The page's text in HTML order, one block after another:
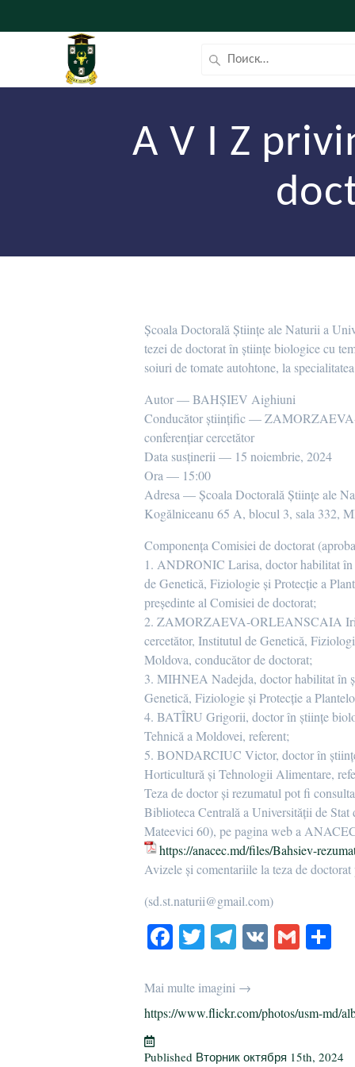
A V I Z
Școala Doctorală Științe ale Naturii a
tezei de doctorat în științe biologice cu
soiuri de tomate autohtone, la
Autor — BAHȘIEV Aighiuni
Conducător științific —
conferențiar cercetător
Data susținerii — 15 noiembrie, 2024
Ora — 15:00
Adresa — Școala Doctorală Științe ale
Kogălniceanu 65 A, blocul 3, sala 332,
Componența Comisiei de doctorat
1. ANDRONIC Larisa, doctor habilitat
de Genetică, Fiziologie și Protecție a
președinte al Comisiei de doctorat;
2. ZAMORZAEVA-ORLEANSCAIA
cercetător, Institutul de Genetică,
Moldova, conducător de doctorat;
3. MIHNEA Nadejda, doctor habilitat în
Genetică, Fiziologie și Protecție a
4. BATÎRU Grigorii, doctor în științe
Tehnică a Moldovei, referent;
5. BONDARCIUC Victor, doctor în
Horticultură și Tehnologii Alimentare,
Teza de doctor și rezumatul pot fi
Biblioteca Centrală a Universității de
Mateevici 60), pe pagina web a
https://anacec.md/files/Bahsiev-
Avizele și comentariile la teza de
(sd.st.naturii@gmail.com)
Fa
bo
ok
T
tte
r
Te
gr
a
V G
а
Mai multe imagini →
https://www.flickr.com/photos/usm-md/
Published Вторник октября 15th, 2024